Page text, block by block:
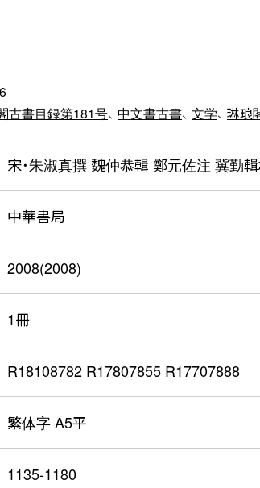
古書目録第181号、 中文書古書、 文学、 琳琅
宋・朱淑真撰 魏仲恭輯 鄭元佐注 冀勤
中華書局
2008(2008)
1冊
R18108782 R17807855 R17707888
繁体字 A5平
1135-1180